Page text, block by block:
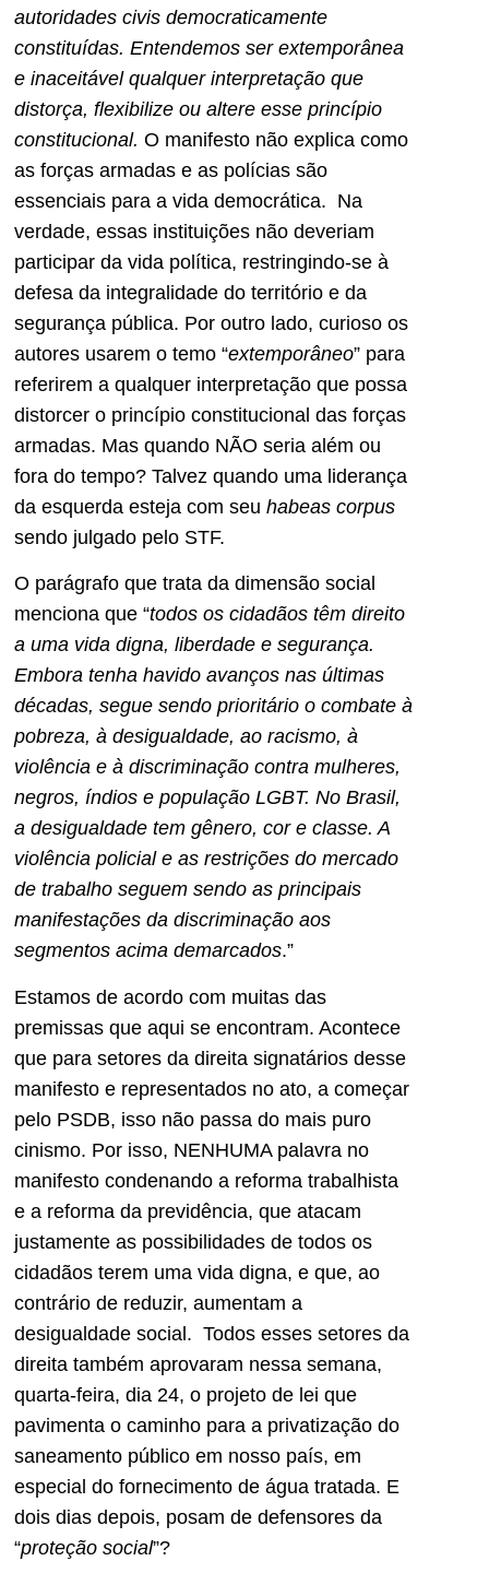
autoridades civis democraticamente
constituídas. Entendemos ser extemporânea
e inaceitável qualquer interpretação que
distorça, flexibilize ou altere esse princípio
constitucional. O manifesto não explica como
as forças armadas e as polícias são
essenciais para a vida democrática. Na
verdade, essas instituições não deveriam
participar da vida política, restringindo-se à
defesa da integralidade do território e da
segurança pública. Por outro lado, curioso os
autores usarem o temo “extemporâneo” para
referirem a qualquer interpretação que possa
distorcer o princípio constitucional das forças
armadas. Mas quando NÃO seria além ou
fora do tempo? Talvez quando uma liderança
da esquerda esteja com seu habeas corpus
sendo julgado pelo STF.
O parágrafo que trata da dimensão social
menciona que “todos os cidadãos têm direito
a uma vida digna, liberdade e segurança.
Embora tenha havido avanços nas últimas
décadas, segue sendo prioritário o combate à
pobreza, à desigualdade, ao racismo, à
violência e à discriminação contra mulheres,
negros, índios e população LGBT. No Brasil,
a desigualdade tem gênero, cor e classe. A
violência policial e as restrições do mercado
de trabalho seguem sendo as principais
manifestações da discriminação aos
segmentos acima demarcados.”
Estamos de acordo com muitas das
premissas que aqui se encontram. Acontece
que para setores da direita signatários desse
manifesto e representados no ato, a começar
pelo PSDB, isso não passa do mais puro
cinismo. Por isso, NENHUMA palavra no
manifesto condenando a reforma trabalhista
e a reforma da previdência, que atacam
justamente as possibilidades de todos os
cidadãos terem uma vida digna, e que, ao
contrário de reduzir, aumentam a
desigualdade social. Todos esses setores da
direita também aprovaram nessa semana,
quarta-feira, dia 24, o projeto de lei que
pavimenta o caminho para a privatização do
saneamento público em nosso país, em
especial do fornecimento de água tratada. E
dois dias depois, posam de defensores da
“proteção social”?